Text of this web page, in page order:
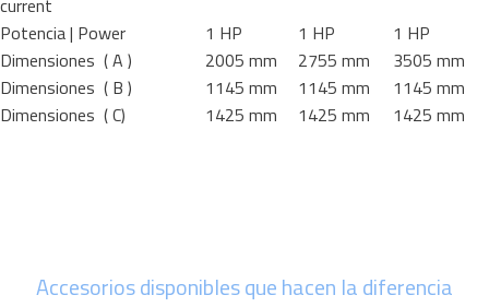
current
Potencia | Power
1 HP 1 HP
1 HP
Dimensiones ( A )
2005 mm 2755 mm
3505 mm
Dimensiones ( B )
1145 mm 1145 mm
1145 mm
Dimensiones ( C)
1425 mm 1425 mm 1425 mm
Accesorios disponibles que hacen la diferencia